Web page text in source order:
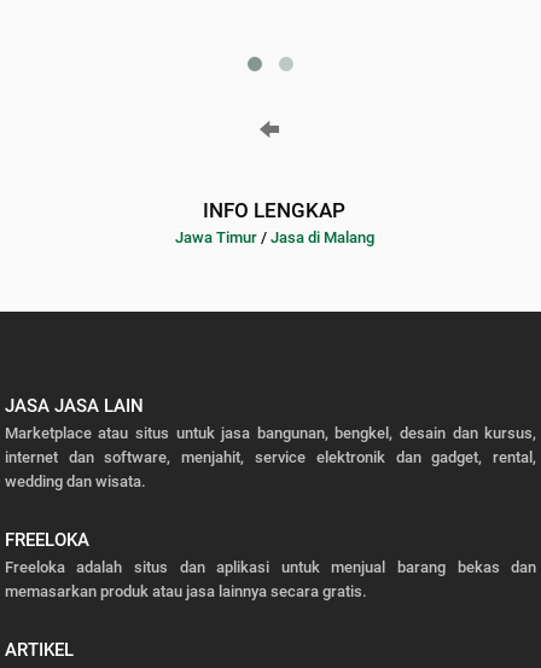
INFO LENGKAP
Jawa Timur/ Jasa di Malang
JASA JASA LAIN
Marketplace atau situs untuk jasa bangunan, bengkel, desain dan kursus,
internet dan software, menjahit, service elektronik dan gadget, rental,
wedding dan wisata.
FREELOKA
Freeloka adalah situs dan aplikasi untuk menjual barang bekas dan
memasarkan produk atau jasa lainnya secara gratis.
ARTIKEL